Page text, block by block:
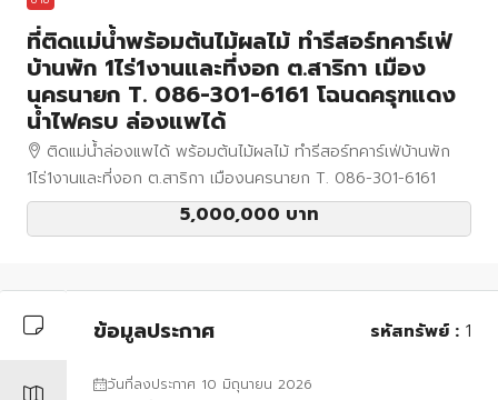
ที่ติดแม่น้ำพร้อมต้นไม้ผลไม้ ทำรีสอร์ทคาร์เฟ่
บ้านพัก 1ไร่1งานและที่งอก ต.สาริกา เมือง
นครนายก T. 086-301-6161 โฉนดครุฑแดง
น้ำไฟครบ ล่องแพได้
ติดแม่น้ำล่องแพได้ พร้อมต้นไม้ผลไม้ ทำรีสอร์ทคาร์เฟ่บ้านพัก
1ไร่1งานและที่งอก ต.สาริกา เมืองนครนายก T. 086-301-6161
5,000,000 บาท
ข้อมูลประกาศ รหัสทรัพย์ : 1
วันที่ลงประกาศ 10 มิถุนายน 2026